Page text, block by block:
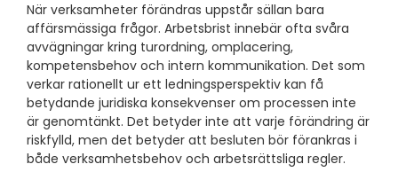
När verksamheter förändras uppstår sällan bara
affärsmässiga frågor. Arbetsbrist innebär ofta svåra
avvägningar kring turordning, omplacering,
kompetensbehov och intern kommunikation. Det som
verkar rationellt ur ett ledningsperspektiv kan få
betydande juridiska konsekvenser om processen inte
är genomtänkt. Det betyder inte att varje förändring är
riskfylld, men det betyder att besluten bör förankras i
både verksamhetsbehov och arbetsrättsliga regler.